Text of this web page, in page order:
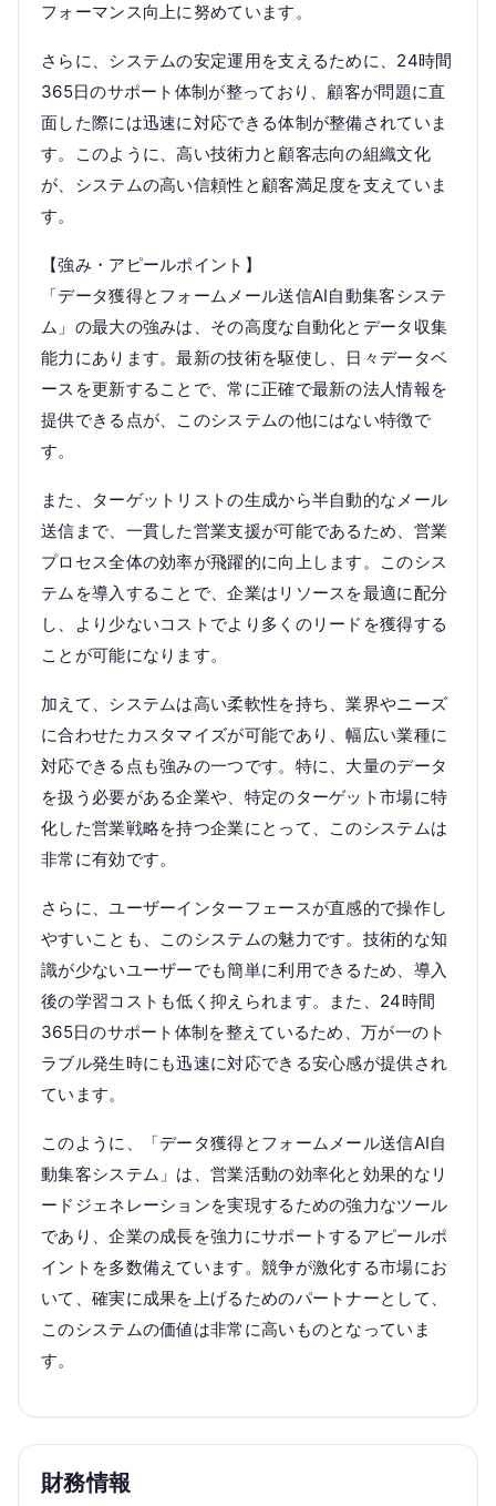
フォーマンス向上に努めています。
さらに、システムの安定運用を支えるために、24時間
365日のサポート体制が整っており、顧客が問題に直
面した際には迅速に対応できる体制が整備されていま
す。このように、高い技術力と顧客志向の組織文化
が、システムの高い信頼性と顧客満足度を支えていま
す。
【強み・アピールポイント】
「データ獲得とフォームメール送信AI自動集客システ
ム」の最大の強みは、その高度な自動化とデータ収集
能力にあります。最新の技術を駆使し、日々データベ
ースを更新することで、常に正確で最新の法人情報を
提供できる点が、このシステムの他にはない特徴で
す。
また、ターゲットリストの生成から半自動的なメール
送信まで、一貫した営業支援が可能であるため、営業
プロセス全体の効率が飛躍的に向上します。このシス
テムを導入することで、企業はリソースを最適に配分
し、より少ないコストでより多くのリードを獲得する
ことが可能になります。
加えて、システムは高い柔軟性を持ち、業界やニーズ
に合わせたカスタマイズが可能であり、幅広い業種に
対応できる点も強みの一つです。特に、大量のデータ
を扱う必要がある企業や、特定のターゲット市場に特
化した営業戦略を持つ企業にとって、このシステムは
非常に有効です。
さらに、ユーザーインターフェースが直感的で操作し
やすいことも、このシステムの魅力です。技術的な知
識が少ないユーザーでも簡単に利用できるため、導入
後の学習コストも低く抑えられます。また、24時間
365日のサポート体制を整えているため、万が一のト
ラブル発生時にも迅速に対応できる安心感が提供され
ています。
このように、「データ獲得とフォームメール送信AI自
動集客システム」は、営業活動の効率化と効果的なリ
ードジェネレーションを実現するための強力なツール
であり、企業の成長を強力にサポートするアピールポ
イントを多数備えています。競争が激化する市場にお
いて、確実に成果を上げるためのパートナーとして、
このシステムの価値は非常に高いものとなっていま
す。
財務情報